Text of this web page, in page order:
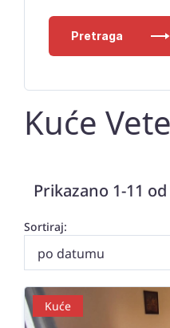
Pretraga
Kuće
Prikazano 1-11
Sortiraj:
po datumu
Kuće